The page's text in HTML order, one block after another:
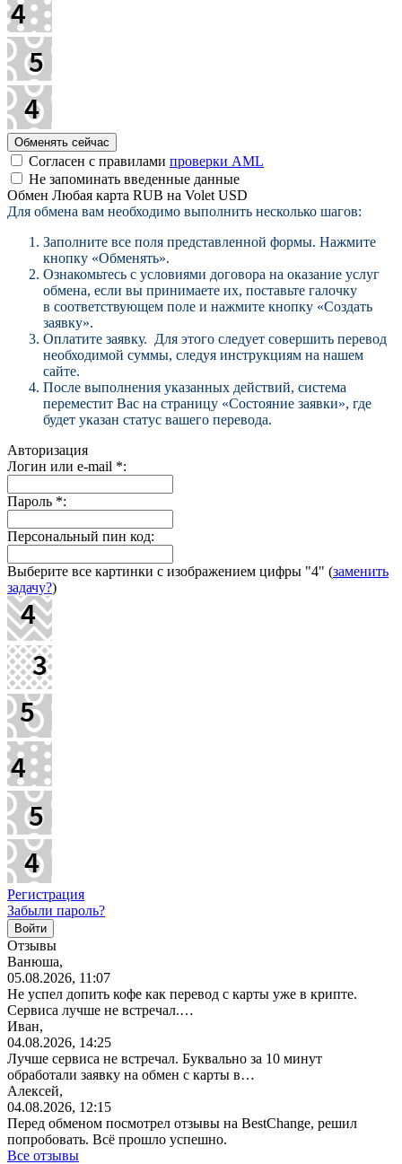
Согласен с правилами проверки AML
Не запоминать введенные данные
Обмен Любая карта RUB на Volet USD
Для обмена вам необходимо выполнить несколько шагов:
Заполните все поля представленной формы. Нажмите
кнопку «Обменять».
Ознакомьтесь с условиями договора на оказание услуг
обмена, если вы принимаете их, поставьте галочку
в соответствующем поле и нажмите кнопку «Создать
заявку».
Оплатите заявку. Для этого следует совершить перевод
необходимой суммы, следуя инструкциям на нашем
сайте.
После выполнения указанных действий, система
переместит Вас на страницу «Состояние заявки», где
будет указан статус вашего перевода.
Авторизация
Логин или e-mail *:
Пароль *:
Персональный пин код:
Выберите все картинки с изображением цифры "4" (заменить
задачу?)
Регистрация
Забыли пароль?
Отзывы
Ванюша,
05.08.2026, 11:07
Не успел допить кофе как перевод с карты уже в крипте.
Сервиса лучше не встречал.…
Иван,
04.08.2026, 14:25
Лучше сервиса не встречал. Буквально за 10 минут
обработали заявку на обмен с карты в…
Алексей,
04.08.2026, 12:15
Перед обменом посмотрел отзывы на BestChange, решил
попробовать. Всё прошло успешно.
Все отзывы